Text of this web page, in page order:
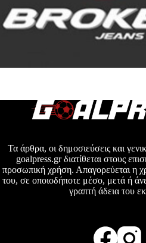
Τα άρθρα, οι δημοσιεύσεις και
goalpress.gr διατίθεται στους
προσωπική χρήση. Απαγορεύεται η
του, σε οποιοδήποτε μέσο, μετά ή
γραπτή άδεια του